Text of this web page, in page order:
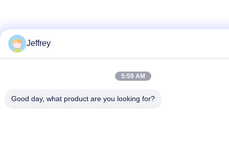
Jeffrey
5:59 AM
Good day, what product are you looking for?